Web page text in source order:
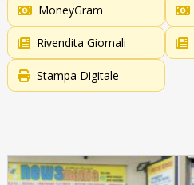
MoneyGram
Rivendita Giornali
Stampa Digitale